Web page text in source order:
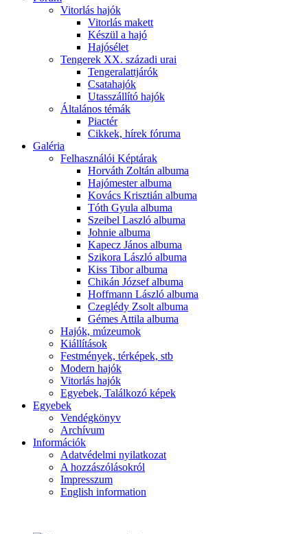
Vitorlás hajók
Vitorlás makett
Készül a hajó
Hajósélet
Tengerek XX. századi urai
Tengeralattjárók
Csatahajók
Utasszállító hajók
Általános témák
Piactér
Cikkek, hírek fóruma
Galéria
Felhasználói Képtárak
Horváth Zoltán albuma
Hajómester albuma
Kovács Krisztián albuma
Tóth Gyula albuma
Szeibel Laszló albuma
Johnie albuma
Kapecz János albuma
Szikora László albuma
Kiss Tibor albuma
Chikán József albuma
Hoffmann László albuma
Czeglédy Zsolt albuma
Gémes Attila albuma
Hajók, múzeumok
Kiállítások
Festmények, térképek, stb
Modern hajók
Vitorlás hajók
Egyebek, Találkozó képek
Egyebek
Vendégkönyv
Archívum
Információk
Adatvédelmi nyilatkozat
A hozzászólásokról
Impresszum
English information